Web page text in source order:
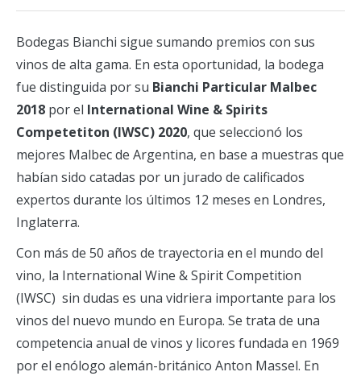
Bodegas Bianchi sigue sumando premios con sus
vinos de alta gama. En esta oportunidad, la bodega
fue distinguida por su Bianchi Particular Malbec
2018 por el International Wine & Spirits
Competetiton (IWSC) 2020, que seleccionó los
mejores Malbec de Argentina, en base a muestras que
habían sido catadas por un jurado de calificados
expertos durante los últimos 12 meses en Londres,
Inglaterra.
Con más de 50 años de trayectoria en el mundo del
vino, la International Wine & Spirit Competition
(IWSC) sin dudas es una vidriera importante para los
vinos del nuevo mundo en Europa. Se trata de una
competencia anual de vinos y licores fundada en 1969
por el enólogo alemán-británico Anton Massel. En